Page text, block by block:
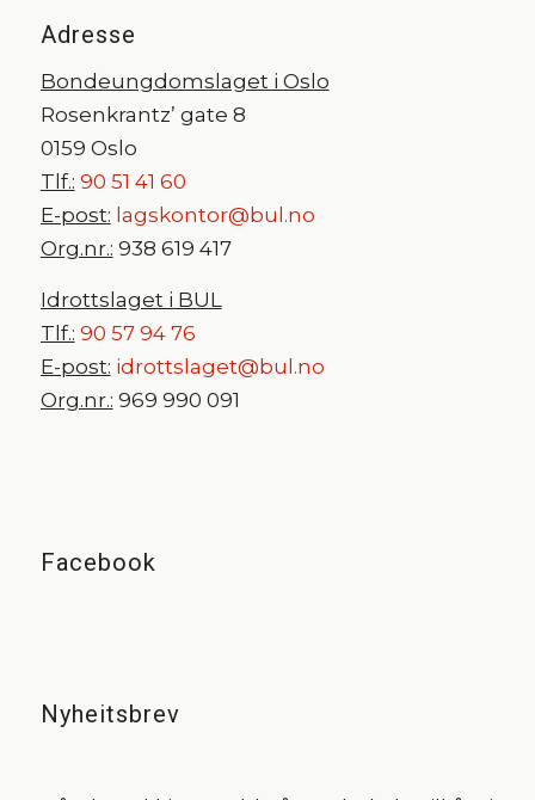
Adresse
Bondeungdomslaget i Oslo
Rosenkrantz’ gate 8
0159 Oslo
Tlf.: 90 51 41 60
E-post: lagskontor@bul.no
Org.nr.: 938 619 417
Idrottslaget i BUL
Tlf.: 90 57 94 76
E-post: idrottslaget@bul.no
Org.nr.: 969 990 091
Facebook
Nyheitsbrev